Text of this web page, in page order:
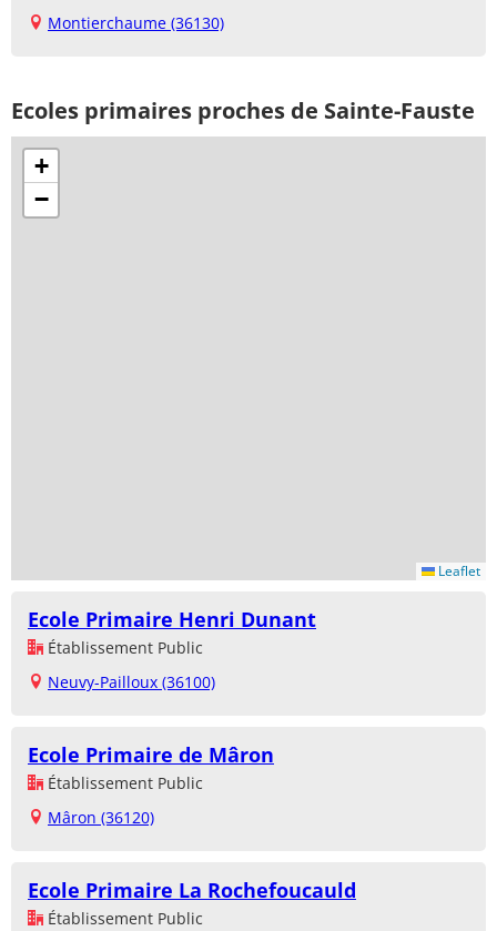
Montierchaume (36130)
Ecoles primaires proches de Sainte-Fauste
+
−
Leaflet
Ecole Primaire Henri Dunant
Établissement Public
Neuvy-Pailloux (36100)
Ecole Primaire de Mâron
Établissement Public
Mâron (36120)
Ecole Primaire La Rochefoucauld
Établissement Public